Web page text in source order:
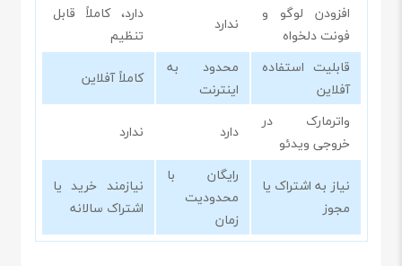
افزودن لوگو و
فونت دلخواه
ندارد
دارد، کاملاً قابل
تنظیم
قابلیت استفاده
آفلاین
محدود به
اینترنت
کاملاً آفلاین
واترمارک در
خروجی ویدئو
دارد ندارد
نیاز به اشتراک یا
مجوز
رایگان با
محدودیت
زمان
نیازمند خرید یا
اشتراک سالانه